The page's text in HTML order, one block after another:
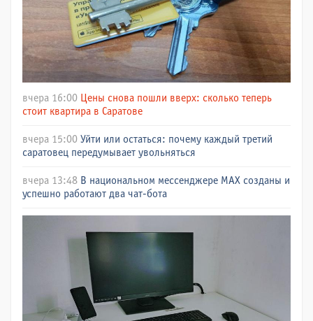
вчера 16:00 Цены снова пошли вверх: сколько теперь
стоит квартира в Саратове
вчера 15:00 Уйти или остаться: почему каждый третий
саратовец передумывает увольняться
вчера 13:48 В национальном мессенджере МАХ созданы и
успешно работают два чат-бота